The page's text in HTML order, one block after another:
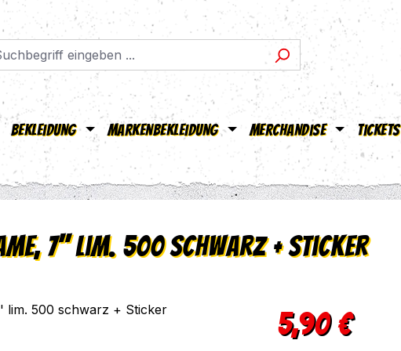
Bekleidung Markenbekleidung Merchandise Tickets
7'' lim. 500 schwarz + Sticker
Regulärer Preis:
5,90 €